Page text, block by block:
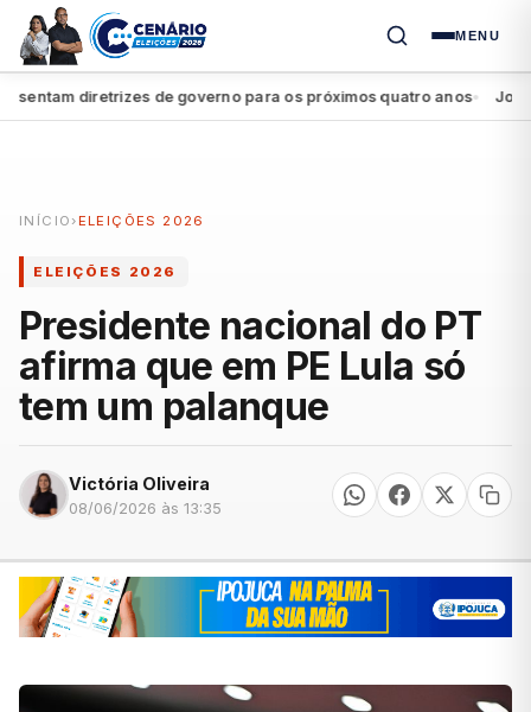
MENU
diretrizes de governo para os próximos quatro anos● João
INÍCIO ›ELEIÇÕES 2026
ELEIÇÕES 2026
Presidente nacional do PT
afirma que em PE Lula só
tem um palanque
Victória Oliveira
08/06/2026 às 13:35